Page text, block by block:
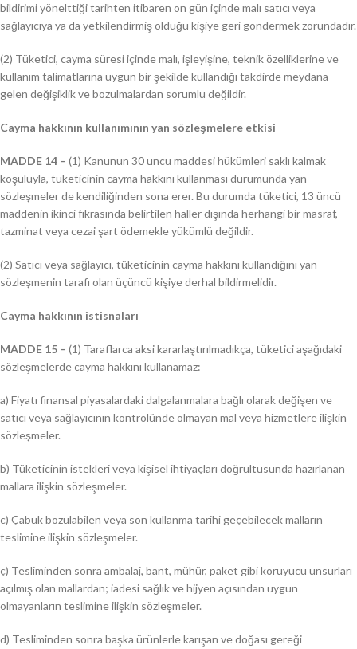
bildirimi yönelttiği tarihten itibaren on gün içinde malı satıcı veya
sağlayıcıya ya da yetkilendirmiş olduğu kişiye geri göndermek zorundadır.
(2) Tüketici, cayma süresi içinde malı, işleyişine, teknik özelliklerine ve
kullanım talimatlarına uygun bir şekilde kullandığı takdirde meydana
gelen değişiklik ve bozulmalardan sorumlu değildir.
Cayma hakkının kullanımının yan sözleşmelere etkisi
MADDE 14 – (1) Kanunun 30 uncu maddesi hükümleri saklı kalmak
koşuluyla, tüketicinin cayma hakkını kullanması durumunda yan
sözleşmeler de kendiliğinden sona erer. Bu durumda tüketici, 13 üncü
maddenin ikinci fıkrasında belirtilen haller dışında herhangi bir masraf,
tazminat veya cezai şart ödemekle yükümlü değildir.
(2) Satıcı veya sağlayıcı, tüketicinin cayma hakkını kullandığını yan
sözleşmenin tarafı olan üçüncü kişiye derhal bildirmelidir.
Cayma hakkının istisnaları
MADDE 15 – (1) Taraflarca aksi kararlaştırılmadıkça, tüketici aşağıdaki
sözleşmelerde cayma hakkını kullanamaz:
a) Fiyatı finansal piyasalardaki dalgalanmalara bağlı olarak değişen ve
satıcı veya sağlayıcının kontrolünde olmayan mal veya hizmetlere ilişkin
sözleşmeler.
b) Tüketicinin istekleri veya kişisel ihtiyaçları doğrultusunda hazırlanan
mallara ilişkin sözleşmeler.
c) Çabuk bozulabilen veya son kullanma tarihi geçebilecek malların
teslimine ilişkin sözleşmeler.
ç) Tesliminden sonra ambalaj, bant, mühür, paket gibi koruyucu unsurları
açılmış olan mallardan; iadesi sağlık ve hijyen açısından uygun
olmayanların teslimine ilişkin sözleşmeler.
d) Tesliminden sonra başka ürünlerle karışan ve doğası gereği